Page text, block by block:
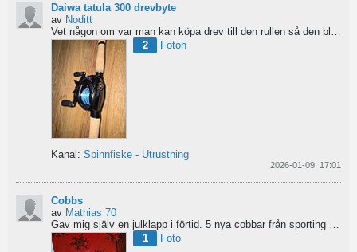
Daiwa tatula 300 drevbyte
av Noditt
2
Foton
Kanal: Spinnfiske - Utrustning
2026-01-09, 17:01
Cobbs
av Mathias 70
Gav mig själv en julklapp i förtid. 5 nya cobbar från sporting och världens trevligaste Dansk.
1
Foto